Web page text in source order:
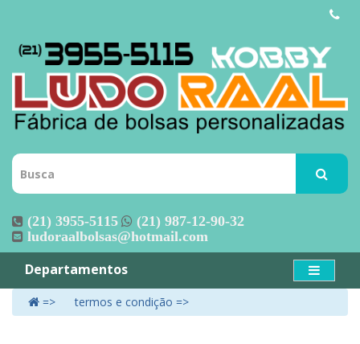
(21) 3955-5115
(21) 987-12-90-32
ludoraalbolsas@hotmail.com
Departamentos
termos e condição